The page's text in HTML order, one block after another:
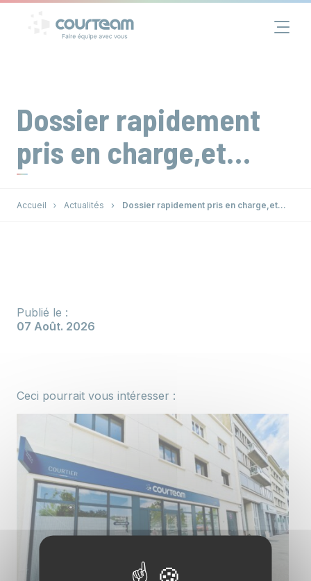
Assurance
Actualités
Dossier rapidement
pris en charge,et…
Accueil Actualités Dossier rapidement pris en charge,et…
Publié le :
07 Août. 2026
Ceci pourrait vous intéresser :
Panneau de gestion des cookies